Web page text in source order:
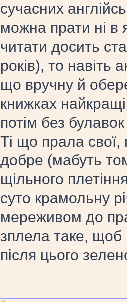
сучасних
можна прати ні в
читати досить
років), то навіть
що вручну й
книжках
потім без
Ті що прала
добре (мабуть
щільного
суто крамольну
мереживом до
зплела таке,
після цього